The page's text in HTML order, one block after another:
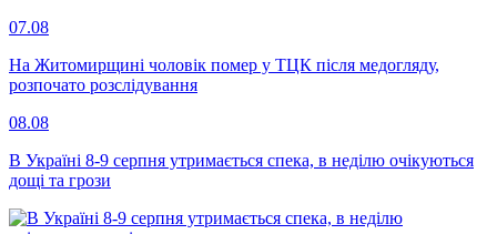
07.08
На Житомирщині чоловік помер у ТЦК після медогляду,
розпочато розслідування
08.08
В Україні 8-9 серпня утримається спека, в неділю очікуються
дощі та грози